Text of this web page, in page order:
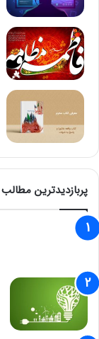
د
پربازدیدترین مطالب